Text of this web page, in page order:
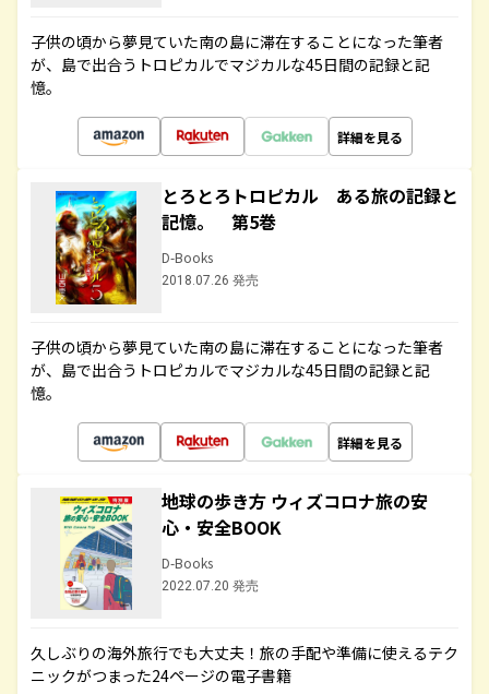
子供の頃から夢見ていた南の島に滞在することになった筆者
が、島で出合うトロピカルでマジカルな45日間の記録と記
憶。
詳細を見る
とろとろトロピカル ある旅の記録と
記憶。 第5巻
D-Books
2018.07.26 発売
子供の頃から夢見ていた南の島に滞在することになった筆者
が、島で出合うトロピカルでマジカルな45日間の記録と記
憶。
詳細を見る
地球の歩き方 ウィズコロナ旅の安
心・安全BOOK
D-Books
2022.07.20 発売
久しぶりの海外旅行でも大丈夫！旅の手配や準備に使えるテク
ニックがつまった24ページの電子書籍